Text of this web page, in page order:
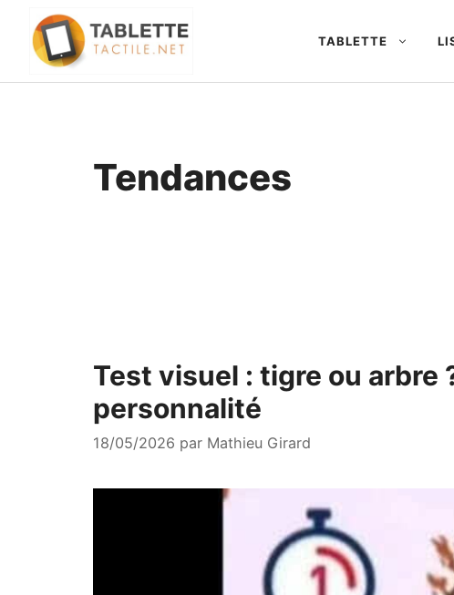
contenu
TABLETTE
Tendances
Test visuel : tigre ou arbre
personnalité
18/05/2026 par Mathieu Girard